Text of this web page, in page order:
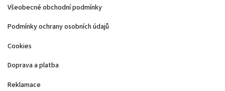
Všeobecné obchodní podmínky
Podmínky ochrany osobních údajů
Cookies
Doprava a platba
Reklamace